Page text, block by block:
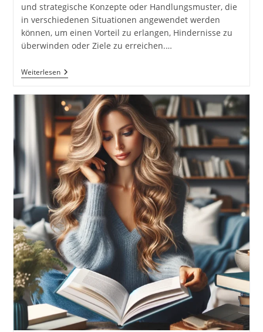
und strategische Konzepte oder Handlungsmuster, die
in verschiedenen Situationen angewendet werden
können, um einen Vorteil zu erlangen, Hindernisse zu
überwinden oder Ziele zu erreichen.…
WeiterlesenStrategeme
Und
Was
Ist
Der
Unterschied
Und
Doch
Die
Gemeinsamkeit?!
36
Strategeme
Für
Deinen
Erfolg
Als
Selbstständiger
Und
Unternehmer:
Chinesische
Strategien
Für
Deinen
Erfolg
Im
Business
Und